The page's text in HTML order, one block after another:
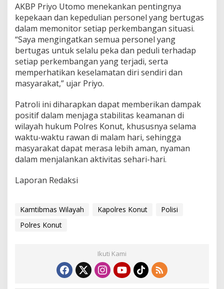
AKBP Priyo Utomo menekankan pentingnya
kepekaan dan kepedulian personel yang bertugas
dalam memonitor setiap perkembangan situasi.
“Saya mengingatkan semua personel yang
bertugas untuk selalu peka dan peduli terhadap
setiap perkembangan yang terjadi, serta
memperhatikan keselamatan diri sendiri dan
masyarakat,” ujar Priyo.
Patroli ini diharapkan dapat memberikan dampak
positif dalam menjaga stabilitas keamanan di
wilayah hukum Polres Konut, khususnya selama
waktu-waktu rawan di malam hari, sehingga
masyarakat dapat merasa lebih aman, nyaman
dalam menjalankan aktivitas sehari-hari.
Laporan Redaksi
Kamtibmas Wilayah Kapolres Konut
Polisi
Polres Konut
Ikuti Kami